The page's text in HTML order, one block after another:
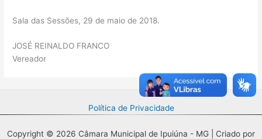
Sala das Sessões, 29 de maio de 2018.
JOSÉ REINALDO FRANCO
Vereador
Política de Privacidade
Copyright © 2026 Câmara Municipal de Ipuiúna - MG | Criado por